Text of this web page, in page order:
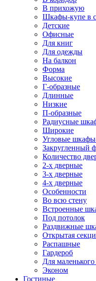
В прихожую
Шкафы-купе в
Детские
Офисные
Для книг
Для одежды
На балкон
Форма
Высокие
Г-образные
Длинные
Низкие
П-образные
Радиусные
Широкие
Угловые
Закругленный
Количество
2-х дверные
3-х дверные
4-х дверные
Особенности
Во всю стену
Встроенные
Под потолок
Раздвижные
Открытая
Распашные
Гардероб
Для
Эконом
Гостиные